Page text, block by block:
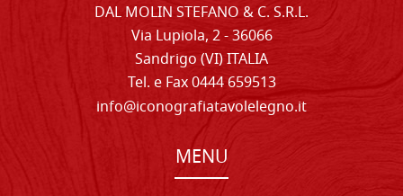
DAL MOLIN STEFANO & C. S.R.L.
Via Lupiola, 2 - 36066
Sandrigo (VI) ITALIA
Tel. e Fax 0444 659513
info@iconografiatavolelegno.it
MENU